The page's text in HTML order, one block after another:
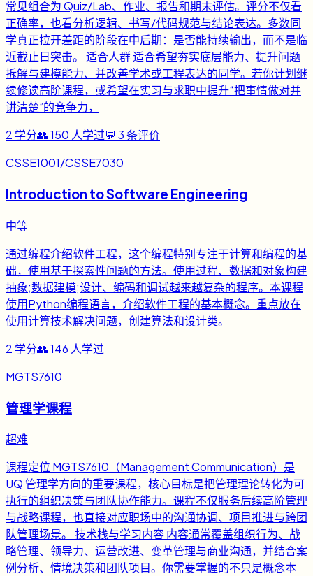
常见组合为 Quiz/Lab、作业、报告和期末评估。评分不仅看
正确率，也看分析逻辑、书写/代码规范与结论表达。多数同
学真正拉开差距的阶段在中后期：是否能持续输出，而不是临
近截止日突击。 适合人群 适合希望夯实底层能力、提升问题
拆解与建模能力、并改善学术或工程表达的同学。若你计划继
续修读高阶课程，或希望在实习与求职中提升“把事情做对并
讲清楚”的竞争力，
2 学分👥150 人学过💬 3条评价
CSSE1001/CSSE7030
Introduction to Software Engineering
中等
通过编程介绍软件工程，这个编程特别专注于计算和编程的基
础，使用基于探索性问题的方法。使用过程、数据和对象构建
抽象;数据建模;设计、编码和调试越来越复杂的程序。本课程
使用Python编程语言，介绍软件工程的基本概念。重点放在
使用计算技术解决问题，创建算法和设计类。
2 学分👥146 人学过
MGTS7610
管理学课程
超难
课程定位 MGTS7610（Management Communication）是
UQ 管理学方向的重要课程，核心目标是把管理理论转化为可
执行的组织决策与团队协作能力。课程不仅服务后续高阶管理
与战略课程，也直接对应职场中的沟通协调、项目推进与跨团
队管理场景。 技术栈与学习内容 内容通常覆盖组织行为、战
略管理、领导力、运营改进、变革管理与商业沟通，并结合案
例分析、情境决策和团队项目。你需要掌握的不只是概念本